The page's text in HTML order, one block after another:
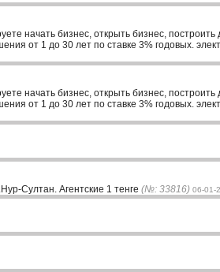
начать бизнес, открыть бизнес,
от 1 до 30 лет по ставке 3% годовых.
начать бизнес, открыть бизнес,
от 1 до 30 лет по ставке 3% годовых.
Султан. Агентские 1 тенге (№: 33816) 06-01-